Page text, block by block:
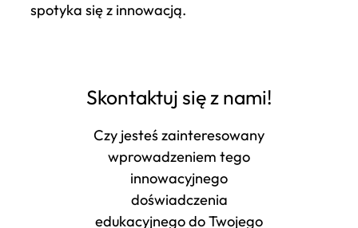
spotyka się z innowacją.
Skontaktuj się z nami!
Czy jesteś zainteresowany
wprowadzeniem tego
innowacyjnego
doświadczenia
edukacyjnego do Twojego